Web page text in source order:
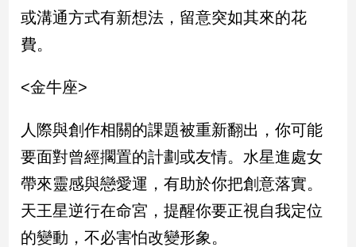
兩
岸/
國
社
地
方
冠
病
毒
專
或溝通方式有新想法，留意突如其來的花
費。
<金牛座>
人際與創作相關的課題被重新翻出，你可能
要面對曾經擱置的計劃或友情。水星進處女
帶來靈感與戀愛運，有助於你把創意落實。
天王星逆行在命宮，提醒你要正視自我定位
的變動，不必害怕改變形象。